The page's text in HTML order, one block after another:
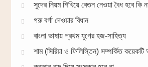
সুদের নিয়ম শিখিয়ে বেতন নেওয়া বৈধ হবে কি
গরু বর্গা দেওয়ার বিধান
বাংলা ভাষায় প্রথম যুগের হজ-সাহিত্য
শাম (সিরিয়া ও ফিলিস্তিন) সম্পর্কিত